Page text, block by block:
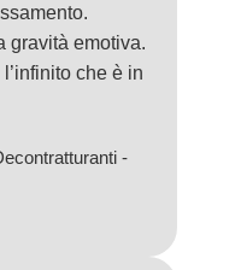
gravità emotiva.
che è in